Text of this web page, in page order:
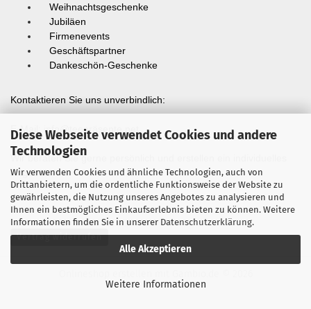
Diese Webseite verwendet Cookies und andere
Technologien
Wir verwenden Cookies und ähnliche Technologien, auch von
Drittanbietern, um die ordentliche Funktionsweise der Website zu
gewährleisten, die Nutzung unseres Angebotes zu analysieren und
Ihnen ein bestmögliches Einkaufserlebnis bieten zu können. Weitere
Informationen finden Sie in unserer Datenschutzerklärung.
Alle Akzeptieren
Weitere Informationen
Weihnachtsgeschenke
Jubiläen
Firmenevents
Geschäftspartner
Dankeschön-Geschenke
Kontaktieren Sie uns unverbindlich:
E-Mail: info@teepräsente.net
Wir beraten Sie gerne persönlich und erstellen ein individuelles
Angebot.
Vertrag widerrufen